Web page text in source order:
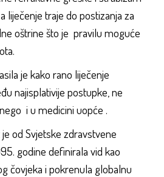
liječenje traje do postizanja za
oštrine što je pravilu moguće
je kako rano liječenje
najisplativije postupke, ne
i u medicini uopće .
od Svjetske zdravstvene
godine definirala vid kao
čovjeka i pokrenula globalnu